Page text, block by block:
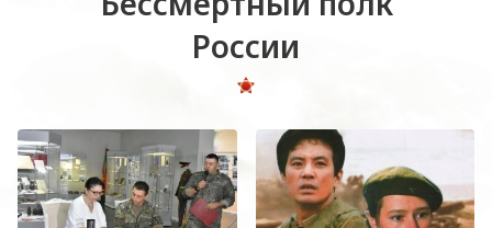
России